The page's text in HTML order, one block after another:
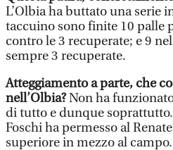
L’Olbia ha buttato una serie
taccuino sono finite 10 palle
contro le 3 recuperate; e 9
sempre 3 recuperate.
Atteggiamento a parte, che
nell’Olbia?Non ha
di tutto e dunque
Foschi ha permesso al
superiore in mezzo al